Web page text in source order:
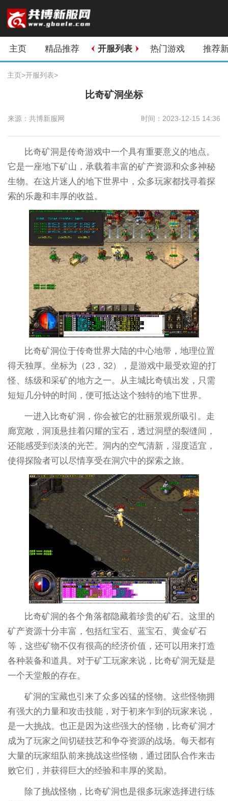
主页 精品推荐 开服列表 热门游戏 推荐
主页>开服列表>
比奇矿洞坐标
来源：共博新服网 时间：2023-12-15 14:36
比奇矿洞是传奇游戏中一个具有重要意义的地点。
它是一座地下矿山，承载着丰富的矿产资源和众多神秘
生物。在这片迷人的地下世界中，众多玩家都找寻着探
索的乐趣和丰厚的收益。
比奇矿洞位于传奇世界大陆的中心地带，地理位置
得天独厚。坐标为（23，32），是游戏中最受欢迎的打
怪、练级和采矿的地方之一。从主城比奇镇出发，只需
短短几分钟的时间，便可抵达这个独特的地下世界。
一进入比奇矿洞，你会被它的壮丽景观所吸引。走
廊宽敞，洞顶悬挂着闪耀的宝石，透过洞壁的裂缝间，
还能感受到淡淡的光芒。洞内的空气清新，湿度适宜，
使得探险者可以尽情享受在洞穴中的探索之旅。
比奇矿洞的各个角落都隐藏着珍贵的矿石。这里的
矿产资源十分丰富，包括红宝石、蓝宝石、黄金矿石
等，这些矿物不仅有很高的经济价值，还可以用来打造
各种装备和道具。对于矿工玩家来说，比奇矿洞无疑是
一个天堂般的存在。
矿洞的宝藏也引来了众多凶猛的怪物。这些怪物拥
有强大的力量和攻击技能，对于初来乍到的玩家来说，
是一大挑战。也正是因为这些强大的怪物，比奇矿洞才
成为了玩家之间切磋技艺和争夺资源的战场。每天都有
大量的玩家组队前来挑战这些怪物，通过团队合作来击
败它们，并获得巨大的经验和丰厚的奖励。
除了挑战怪物，比奇矿洞也是很多玩家选择进行练